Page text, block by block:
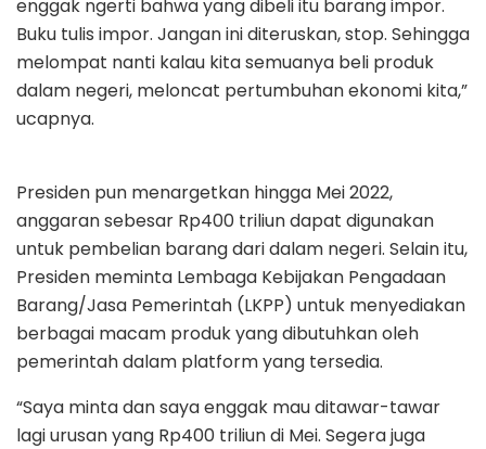
enggak ngerti bahwa yang dibeli itu barang impor.
Buku tulis impor. Jangan ini diteruskan, stop. Sehingga
melompat nanti kalau kita semuanya beli produk
dalam negeri, meloncat pertumbuhan ekonomi kita,”
ucapnya.
Presiden pun menargetkan hingga Mei 2022,
anggaran sebesar Rp400 triliun dapat digunakan
untuk pembelian barang dari dalam negeri. Selain itu,
Presiden meminta Lembaga Kebijakan Pengadaan
Barang/Jasa Pemerintah (LKPP) untuk menyediakan
berbagai macam produk yang dibutuhkan oleh
pemerintah dalam platform yang tersedia.
“Saya minta dan saya enggak mau ditawar-tawar
lagi urusan yang Rp400 triliun di Mei. Segera juga